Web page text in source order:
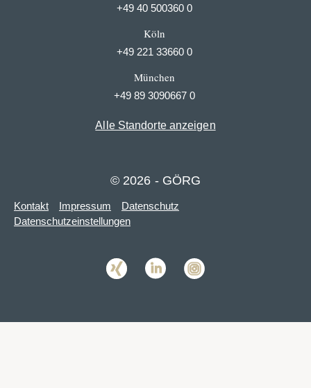
+49 40 500360 0
Köln
+49 221 33660 0
München
+49 89 3090667 0
Alle Standorte anzeigen
© 2026 - GÖRG
Kontakt Impressum
Datenschutz
Datenschutzeinstellungen